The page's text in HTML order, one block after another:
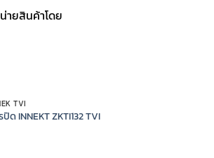
ายสินค้าโดย
TVI
ด INNEKT ZKTI132 TVI